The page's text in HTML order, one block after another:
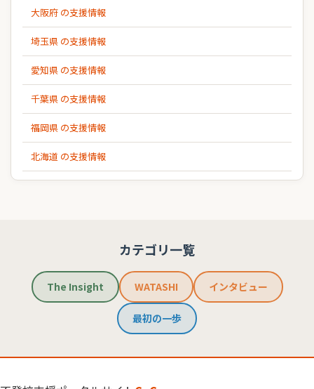
大阪府 の支援情報
埼玉県 の支援情報
愛知県 の支援情報
千葉県 の支援情報
福岡県 の支援情報
北海道 の支援情報
カテゴリ一覧
The Insight WATASHI インタビュー
最初の一歩